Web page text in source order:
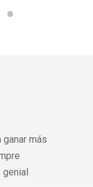
más
genial